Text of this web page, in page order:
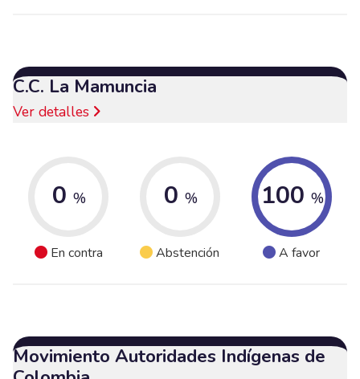
C.C. La Mamuncia
Ver detalles
0 %
En contra
0 %
Abstención
100 %
A favor
Movimiento Autoridades Indígenas de